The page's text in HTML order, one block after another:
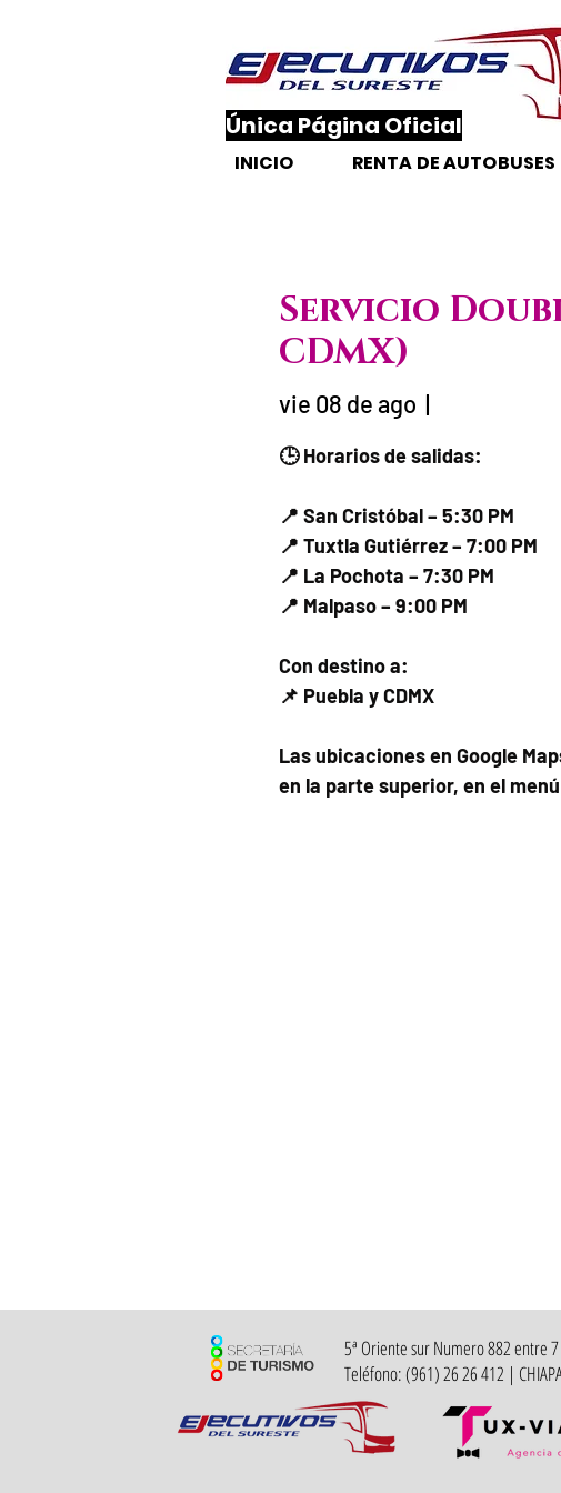
​Única Página Oficial
INICIO RENTA DE AUTOBUSES
Servicio
CDMX)
vie 08 de ago
  |
🕒 Horarios de salidas:
📍 San Cristóbal – 5:30 PM
📍 Tuxtla Gutiérrez – 7:00 PM
📍 La Pochota – 7:30 PM
📍 Malpaso – 9:00 PM
Con destino a:
📌 Puebla y CDMX
Las ubicaciones en Google
en la parte superior, en el
5ª Oriente sur Numero 882 entre
Teléfono: (961) 26 26 412 |